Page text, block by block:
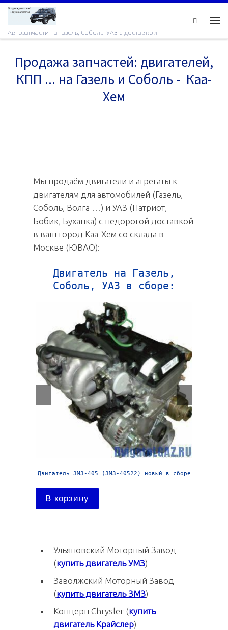
Skip to content
Автозапчасти на Газель, Соболь, УАЗ с доставкой
Продажа запчастей: двигателей,
КПП ... на Газель и Соболь - Каа-
Хем
Мы продаём двигатели и агрегаты к
двигателям для автомобилей (Газель,
Соболь, Волга …) и УАЗ (Патриот,
Бобик, Буханка) с недорогой доставкой
в ваш город Каа-Хем со склада в
Москве (ЮВАО):
Двигатель на Газель,
Соболь, УАЗ в сборе:
Двигатель ЗМЗ-405 (ЗМЗ-40522) новый в сборе
В корзину
Ульяновский Моторный Завод
(купить двигатель УМЗ)
Заволжский Моторный Завод
(купить двигатель ЗМЗ)
Концерн Chrysler (купить
двигатель Крайслер)